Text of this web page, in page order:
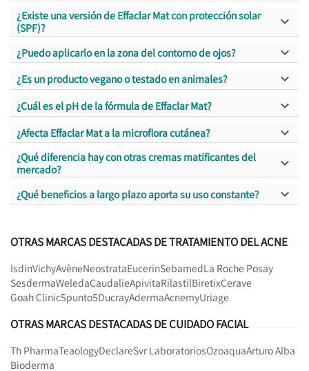
¿Existe una versión de Effaclar Mat con protección solar
(SPF)?

¿Puedo aplicarlo en la zona del contorno de ojos? 
¿Es un producto vegano o testado en animales? 
¿Cuál es el pH de la fórmula de Effaclar Mat? 
¿Afecta Effaclar Mat a la microflora cutánea? 
¿Qué diferencia hay con otras cremas matificantes del
mercado?

¿Qué beneficios a largo plazo aporta su uso constante? 
OTRAS MARCAS DESTACADAS DE TRATAMIENTO DEL ACNE
IsdinVichyAvèneNeostrataEucerinSebamedLa Roche Posay
SesdermaWeledaCaudalieApivitaRilastilBiretixCerave
Goah Clinic5punto5DucrayAdermaAcnemyUriage
OTRAS MARCAS DESTACADAS DE CUIDADO FACIAL
Th PharmaTeaologyDeclareSvr LaboratoriosOzoaquaArturo Alba
Bioderma